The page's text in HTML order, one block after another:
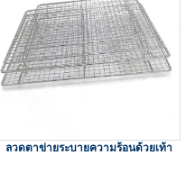
ลวดตาข่ายระบายความร้อนด้วยเท้า